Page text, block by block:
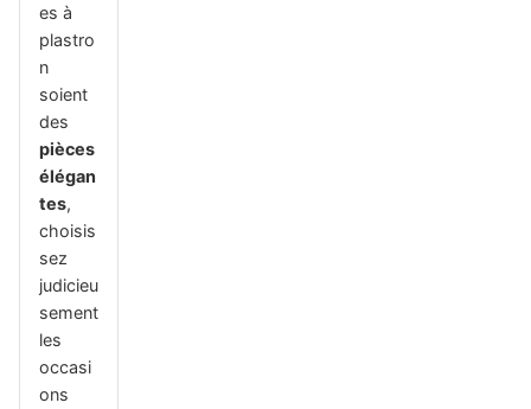
es à
plastro
n
soient
des
pièces
élégan
tes,
choisis
sez
judicieu
sement
les
occasi
ons